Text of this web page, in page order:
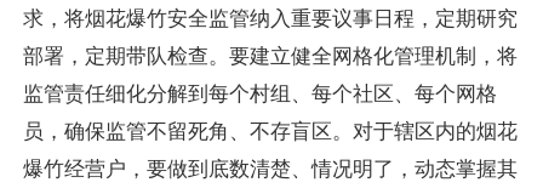
求，将烟花爆竹安全监管纳入重要议事日程，定期研究
部署，定期带队检查。要建立健全网格化管理机制，将
监管责任细化分解到每个村组、每个社区、每个网格
员，确保监管不留死角、不存盲区。对于辖区内的烟花
爆竹经营户，要做到底数清楚、情况明了，动态掌握其